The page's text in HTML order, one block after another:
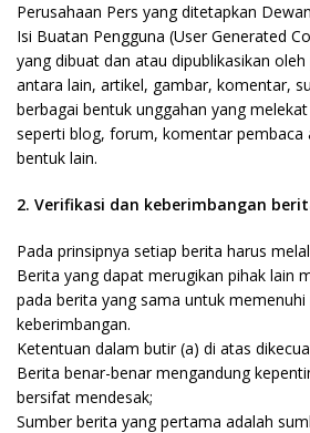
Perusahaan Pers yang ditetapkan
Isi Buatan Pengguna (User Generated
yang dibuat dan atau dipublikasikan
antara lain, artikel, gambar, komentar,
berbagai bentuk unggahan yang
seperti blog, forum, komentar pembaca
bentuk lain.
2. Verifikasi dan keberimbangan
Pada prinsipnya setiap berita harus
Berita yang dapat merugikan pihak lain
pada berita yang sama untuk memenuhi
keberimbangan.
Ketentuan dalam butir (a) di atas
Berita benar-benar mengandung
bersifat mendesak;
Sumber berita yang pertama adalah